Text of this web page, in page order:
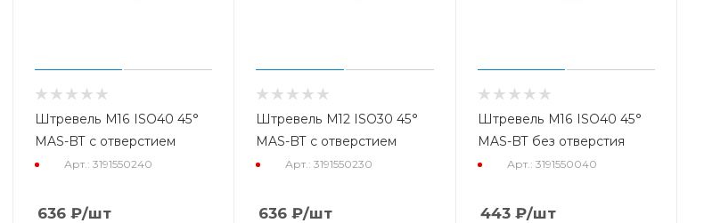
Штревель М16 ISO40 45°
MAS-BT с отверстием
Арт.: 3191550240
636₽/шт
Штревель М12 ISO30 45°
MAS-BT с отверстием
Арт.: 3191550230
636 ₽/шт
Штревель М16 ISO40 45°
MAS-BT без отверстия
Арт.: 3191550040
443₽/шт